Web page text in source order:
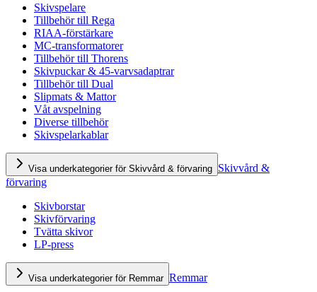
Skivspelare
Tillbehör till Rega
RIAA-förstärkare
MC-transformatorer
Tillbehör till Thorens
Skivpuckar & 45-varvsadaptrar
Tillbehör till Dual
Slipmats & Mattor
Våt avspelning
Diverse tillbehör
Skivspelarkablar
Visa underkategorier för Skivvård & förvaring Skivvård &
förvaring
Skivborstar
Skivförvaring
Tvätta skivor
LP-press
Visa underkategorier för Remmar Remmar